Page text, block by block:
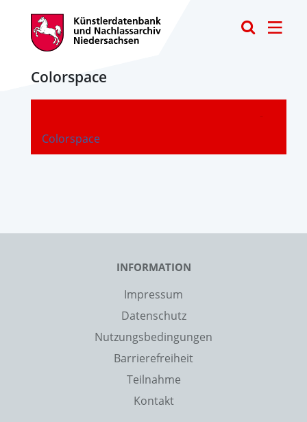
Colorspace
Colorspace
-
INFORMATION
Impressum
Datenschutz
Nutzungsbedingungen
Barrierefreiheit
Teilnahme
Kontakt